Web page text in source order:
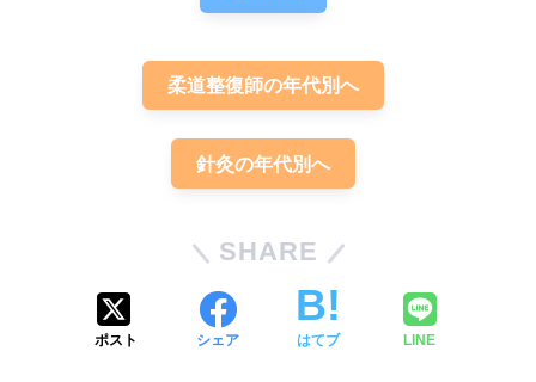
柔道整復師の年代別へ
針灸の年代別へ
SHARE
ポスト シェア はてブ LINE